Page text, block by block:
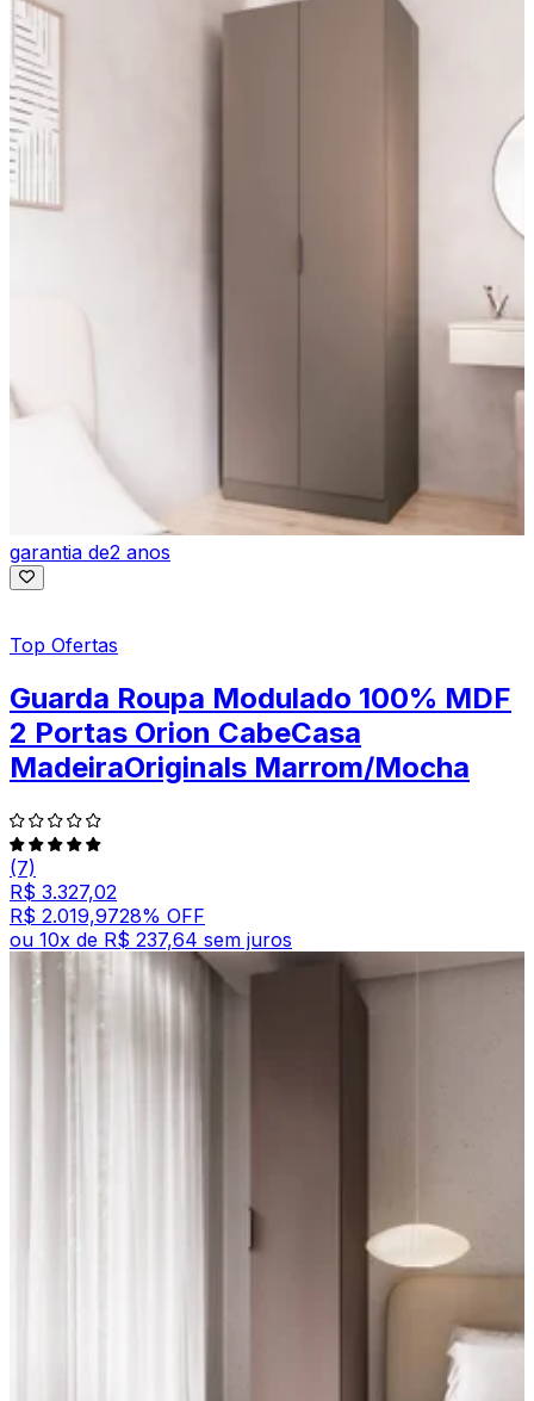
garantia de2 anos
Top Ofertas
Guarda Roupa Modulado 100% MDF
2 Portas Orion CabeCasa
MadeiraOriginals Marrom/Mocha
(7)
R$ 3.327,02
R$ 2.019,9728% OFF
ou 10x de R$ 237,64 sem juros